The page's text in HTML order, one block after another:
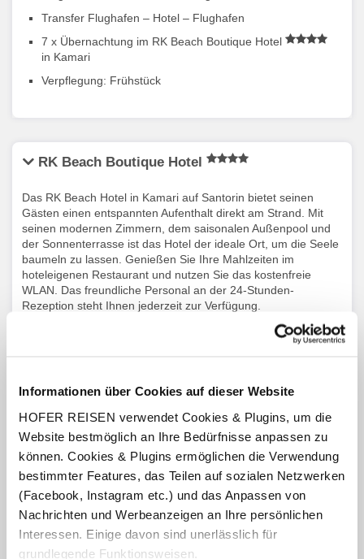
Informationen über Cookies auf dieser Website
HOFER REISEN verwendet Cookies & Plugins, um die
Website bestmöglich an Ihre Bedürfnisse anpassen zu
können. Cookies & Plugins ermöglichen die Verwendung
bestimmter Features, das Teilen auf sozialen Netzwerken
(Facebook, Instagram etc.) und das Anpassen von
Nachrichten und Werbeanzeigen an Ihre persönlichen
Interessen. Einige davon sind unerlässlich für
grundlegende Funktionsweisen.
Transfer Flughafen – Hotel – Flughafen
7 x Übernachtung im RK Beach Boutique Hotel
in Kamari
Verpflegung: Frühstück
RK Beach Boutique Hotel
Das RK Beach Hotel in Kamari auf Santorin bietet seinen
Gästen einen entspannten Aufenthalt direkt am Strand. Mit
seinen modernen Zimmern, dem saisonalen Außenpool und
der Sonnenterrasse ist das Hotel der ideale Ort, um die Seele
baumeln zu lassen. Genießen Sie Ihre Mahlzeiten im
hoteleigenen Restaurant und nutzen Sie das kostenfreie
WLAN. Das freundliche Personal an der 24-Stunden-
Rezeption steht Ihnen jederzeit zur Verfügung.
entfernt.
Karte ansehen
Ausstattung
Restaurant mit einer Taverne direkt am Meer, Pool- und
Snackbar, Swimmingpool, Liegen und Sonnenschirme am
Pool, Sonnenterrasse, Outdoor Whirlpool, W-Lan.